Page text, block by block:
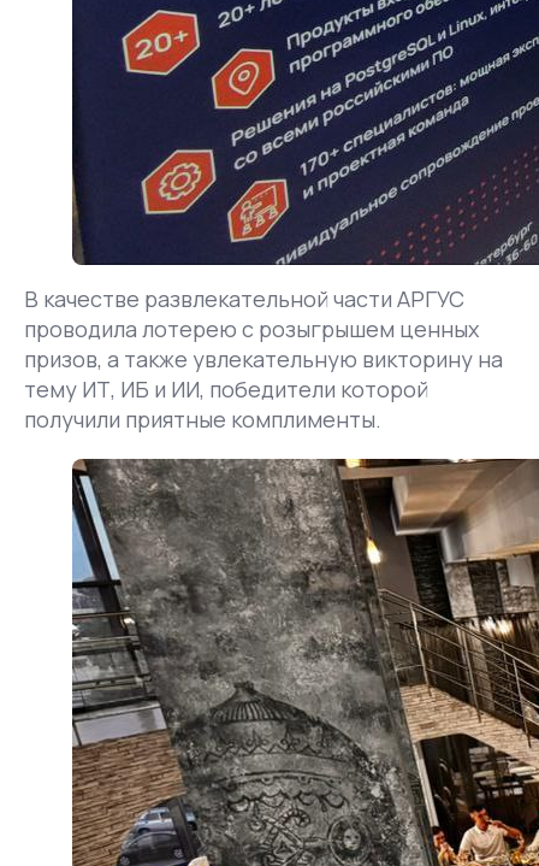
В качестве развлекательной части АРГУС
проводила лотерею с розыгрышем ценных
призов, а также увлекательную викторину на
тему ИТ, ИБ и ИИ, победители которой
получили приятные комплименты.